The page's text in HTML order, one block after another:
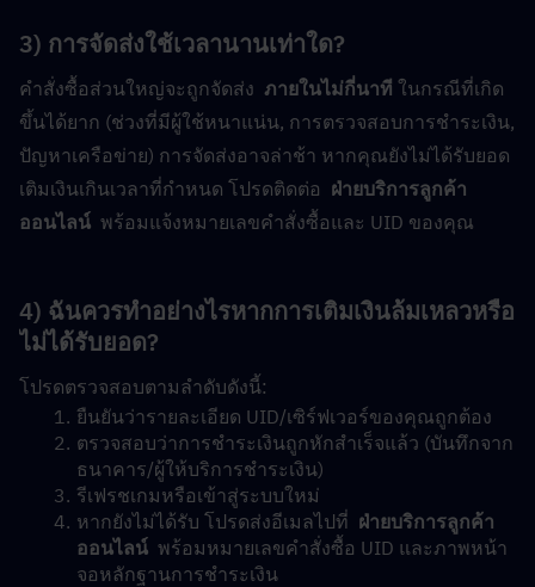
3) การจัดส่งใช้เวลานานเท่าใด?
คำสั่งซื้อส่วนใหญ่จะถูกจัดส่ง ภายในไม่กี่นาที ในกรณีที่เกิด
ขึ้นได้ยาก (ช่วงที่มีผู้ใช้หนาแน่น, การตรวจสอบการชำระเงิน,
ปัญหาเครือข่าย) การจัดส่งอาจล่าช้า หากคุณยังไม่ได้รับยอด
เติมเงินเกินเวลาที่กำหนด โปรดติดต่อ ฝ่ายบริการลูกค้า
ออนไลน์
  พร้อมแจ้งหมายเลขคำสั่งซื้อและ UID ของคุณ
4) ฉันควรทำอย่างไรหากการเติมเงินล้มเหลวหรือ
ไม่ได้รับยอด?
โปรดตรวจสอบตามลำดับดังนี้:
ยืนยันว่ารายละเอียด UID/เซิร์ฟเวอร์ของคุณถูกต้อง
ตรวจสอบว่าการชำระเงินถูกหักสำเร็จแล้ว (บันทึกจาก
ธนาคาร/ผู้ให้บริการชำระเงิน)
รีเฟรชเกมหรือเข้าสู่ระบบใหม่
หากยังไม่ได้รับ โปรดส่งอีเมลไปที่ ฝ่ายบริการลูกค้า
ออนไลน์
  พร้อมหมายเลขคำสั่งซื้อ UID และภาพหน้า
จอหลักฐานการชำระเงิน